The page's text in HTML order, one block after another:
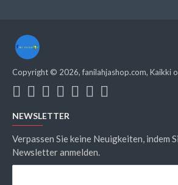
Copyright © 2026, fanilahjashop.com, Kaikki
NEWSLETTER
Verpassen Sie keine Neuigkeiten, indem
Newsletter anmelden.